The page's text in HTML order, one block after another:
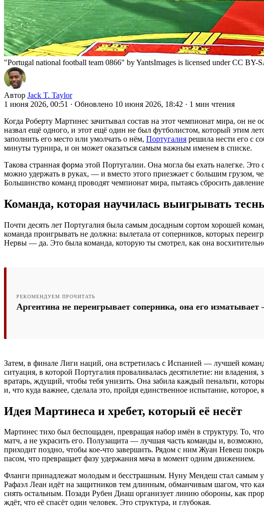
"Portugal national football team 0866" by YantsImages is licensed under CC BY-
Автор Jack T. Taylor
1 июня 2026, 00:51 · Обновлено 10 июня 2026, 18:42 · 1 мин чтения
Когда Роберту Мартинес зачитывал состав на этот чемпионат мира, он не
назвал ещё одного, и этот ещё один не был футболистом, который этим
заполнить его место или умолчать о нём, Португалия решила нести его с
минуты турнира, и он может оказаться самым важным именем в списке.
Такова странная форма этой Португалии. Она могла бы ехать налегке.
можно удержать в руках, — и вместо этого приезжает с большим грузом,
Большинство команд проводят чемпионат мира, пытаясь сбросить
Команда, которая научилась выигрывать
Почти десять лет Португалия была самым досадным сортом хорошей
команда проигрывать не должна: вылетала от соперников, которых
Нервы — да. Это была команда, которую ты смотрел, как она
РЕКОМЕНДУЕМ ПРОЧИТАТЬ
Аргентина не переигрывает соперника, она его
Затем, в финале Лиги наций, она встретилась с Испанией — лучшей
ситуация, в которой Португалия проваливалась десятилетие: ни
вратарь, ждущий, чтобы тебя унизить. Она забила каждый пенальти,
и, что куда важнее, сделала это, пройдя единственное испытание, которое,
Идея Мартинеса и хребет, который её несёт
Мартинес тихо был беспощаден, превращая набор имён в структуру. То,
матч, а не украсить его. Полузащита — лучшая часть команды и, возможно,
приходит поздно, чтобы кое-что завершить. Рядом с ним Жуан Невеш
пасом, что превращает фазу удержания мяча в момент одним движением.
Фланги принадлежат молодым и бесстрашным. Нуну Мендеш стал самым
Рафаэл Леан идёт на защитников тем длинным, обманчивым шагом, что
сиять остальным. Позади Рубен Диаш организует линию обороны, как
ждёт, что её спасёт один человек. Это структура, и глубокая.